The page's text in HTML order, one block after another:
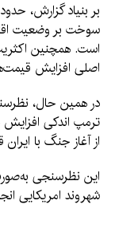
سوخت بر وضعیت
است. همچنین
اصلی افزایش
در همین حال،
ترمپ اندکی افزایش
از آغاز جنگ با ایران
شهروند امریکایی